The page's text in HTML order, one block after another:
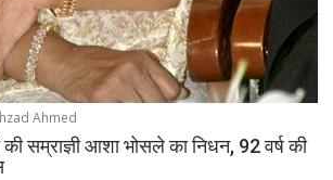
Ahmed
सम्राज्ञी आशा भोसले का निधन, 92 वर्ष की